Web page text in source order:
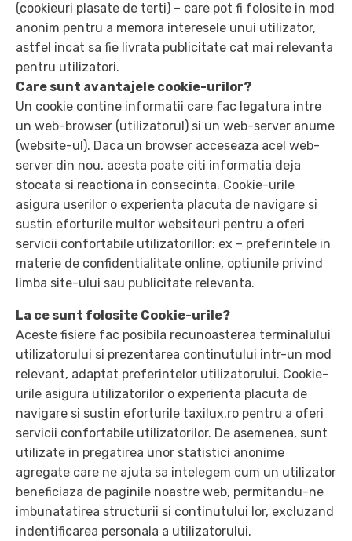
(cookieuri plasate de terti) – care pot fi folosite in mod
anonim pentru a memora interesele unui utilizator,
astfel incat sa fie livrata publicitate cat mai relevanta
pentru utilizatori.
Care sunt avantajele cookie-urilor?
Un cookie contine informatii care fac legatura intre
un web-browser (utilizatorul) si un web-server anume
(website-ul). Daca un browser acceseaza acel web-
server din nou, acesta poate citi informatia deja
stocata si reactiona in consecinta. Cookie-urile
asigura userilor o experienta placuta de navigare si
sustin eforturile multor websiteuri pentru a oferi
servicii confortabile utilizatorillor: ex – preferintele in
materie de confidentialitate online, optiunile privind
limba site-ului sau publicitate relevanta.
La ce sunt folosite Cookie-urile?
Aceste fisiere fac posibila recunoasterea terminalului
utilizatorului si prezentarea continutului intr-un mod
relevant, adaptat preferintelor utilizatorului. Cookie-
urile asigura utilizatorilor o experienta placuta de
navigare si sustin eforturile taxilux.ro pentru a oferi
servicii confortabile utilizatorilor. De asemenea, sunt
utilizate in pregatirea unor statistici anonime
agregate care ne ajuta sa intelegem cum un utilizator
beneficiaza de paginile noastre web, permitandu-ne
imbunatatirea structurii si continutului lor, excluzand
indentificarea personala a utilizatorului.